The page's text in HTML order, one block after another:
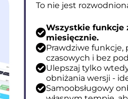
To nie jest
Wszystkie funkcje
miesięcznie.
Prawdziwe funkcje,
czasowych i bez
Ulepszaj tylko
obniżania wersji -
Samoobsługowy